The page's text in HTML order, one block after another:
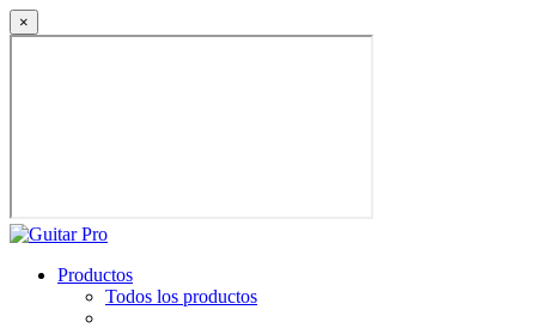
×
Productos
Todos los productos